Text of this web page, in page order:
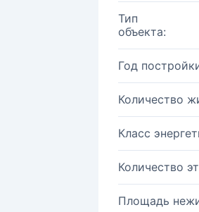
Тип
объекта:
Год
Количество
Класс
Количество
Площадь